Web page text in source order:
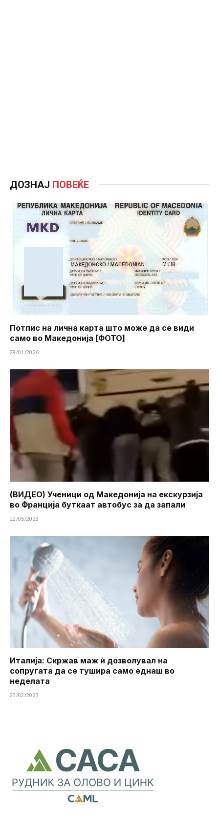
ДОЗНАЈ ПОВЕЌЕ
Потпис на лична карта што може да се види
само во Македонија [ФОТО]
28/01/2026
(ВИДЕО) Ученици од Македонија на екскурзија
во Франција буткаат автобус за да запали
22/05/2023
Италија: Скржав маж ѝ дозволувал на
сопругата да се тушира ​​само еднаш во
неделата
23/02/2023